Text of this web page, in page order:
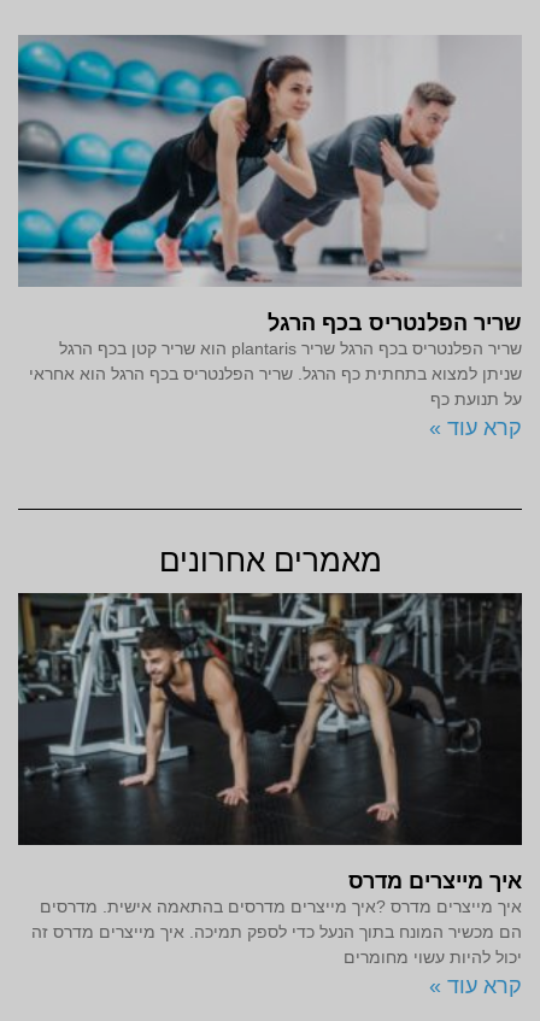
שריר הפלנטריס בכף הרגל
שריר הפלנטריס בכף הרגל שריר plantaris הוא שריר קטן בכף הרגל
שניתן למצוא בתחתית כף הרגל. שריר הפלנטריס בכף הרגל הוא אחראי
על תנועת כף
קרא עוד »
מאמרים אחרונים
איך מייצרים מדרס
איך מייצרים מדרס ?איך מייצרים מדרסים בהתאמה אישית. מדרסים
הם מכשיר המונח בתוך הנעל כדי לספק תמיכה. איך מייצרים מדרס זה
יכול להיות עשוי מחומרים
קרא עוד »